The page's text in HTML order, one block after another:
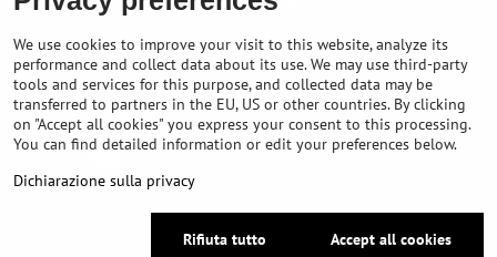
+436764858804 (AT)
We use cookies to improve your visit to this website, analyze its
performance and collect data about its use. We may use third-party
tools and services for this purpose, and collected data may be
transferred to partners in the EU, US or other countries. By clicking
on "Accept all cookies" you express your consent to this processing.
You can find detailed information or edit your preferences below.
Dichiarazione sulla privacy
Accept all cookies
Rifiuta tutto